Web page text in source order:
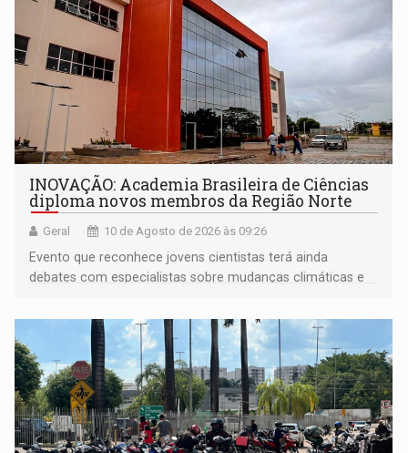
INOVAÇÃO: Academia Brasileira de Ciências
diploma novos membros da Região Norte
Geral 10 de Agosto de 2026 às 09:26
Evento que reconhece jovens cientistas terá ainda
debates com especialistas sobre mudanças climáticas e